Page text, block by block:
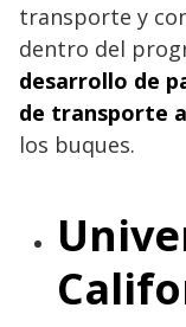
transporte y
dentro del
desarrollo de
de transporte
los buques.